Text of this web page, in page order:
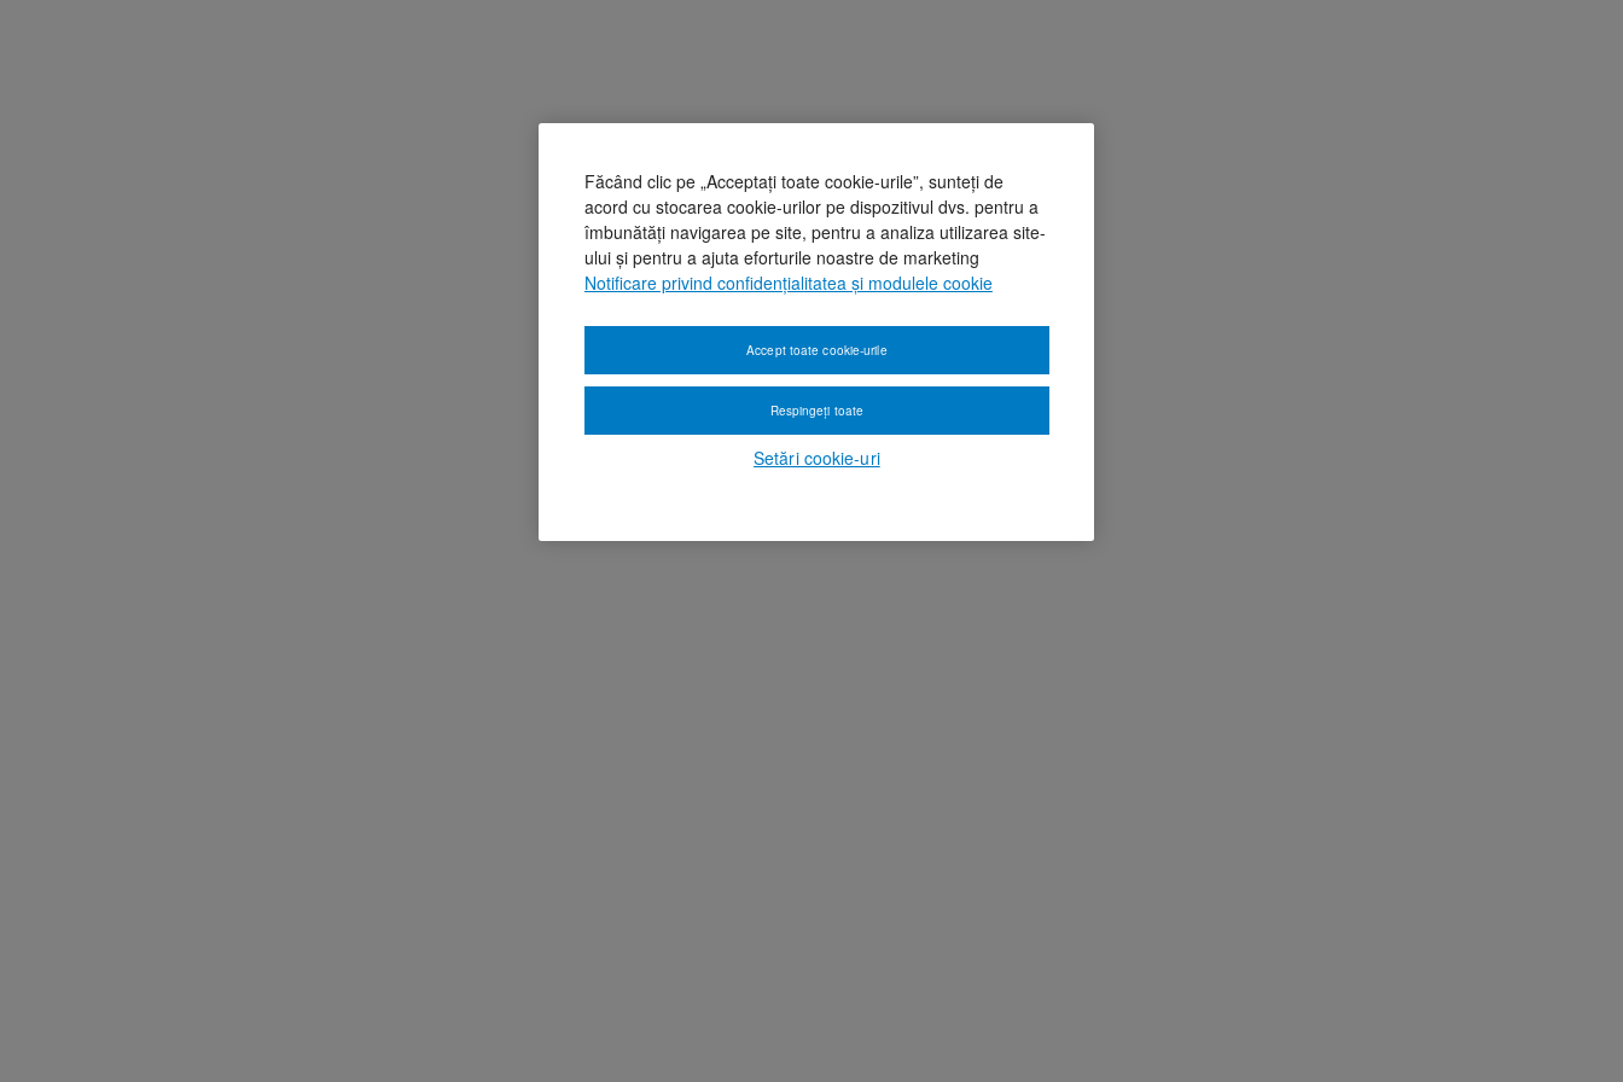
Făcând clic pe „Acceptați toate cookie-urile”, sunteți de
acord cu stocarea cookie-urilor pe dispozitivul dvs. pentru a
îmbunătăți navigarea pe site, pentru a analiza utilizarea site-
ului și pentru a ajuta eforturile noastre de marketing
Notificare privind confidențialitatea și modulele cookie
Setări cookie-uri
Respingeți toate
Accept toate cookie-urile